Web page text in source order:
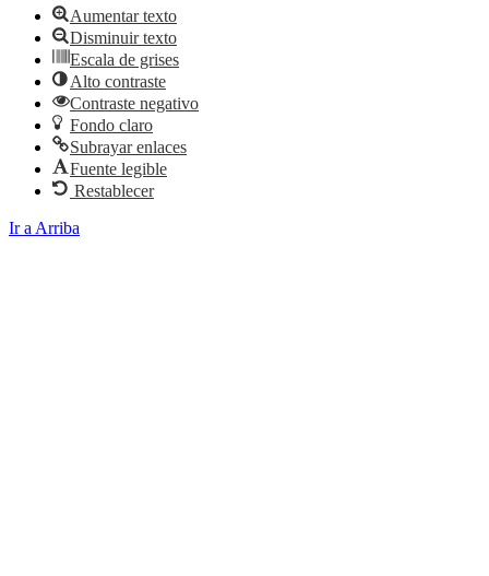
Aumentar texto
Disminuir texto
Escala de grises
Alto contraste
Contraste negativo
Fondo claro
Subrayar enlaces
Fuente legible
Restablecer
Ir a Arriba